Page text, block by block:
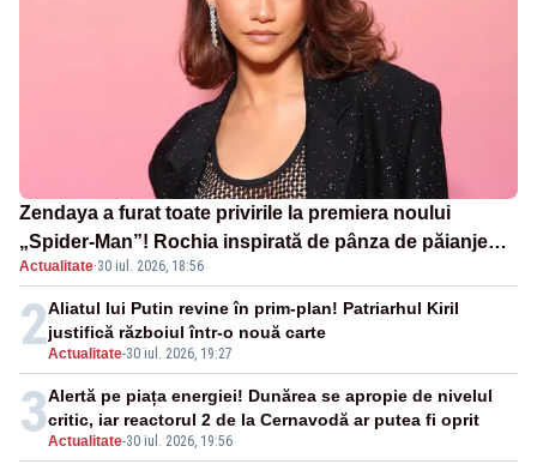
Zendaya a furat toate privirile la premiera noului
„Spider-Man”! Rochia inspirată de pânza de păianjen a
făcut senzație
Actualitate·30 iul. 2026, 18:56
2Actualitate-30 iul. 2026, 19:27
Aliatul lui Putin revine în prim-plan! Patriarhul Kiril
justifică războiul într-o nouă carte
3Actualitate-30 iul. 2026, 19:56
Alertă pe piața energiei! Dunărea se apropie de nivelul
critic, iar reactorul 2 de la Cernavodă ar putea fi oprit